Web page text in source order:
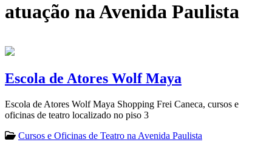
atuação na Avenida Paulista
Escola de Atores Wolf Maya
Escola de Atores Wolf Maya Shopping Frei Caneca, cursos e
oficinas de teatro localizado no piso 3
Cursos e Oficinas de Teatro na Avenida Paulista